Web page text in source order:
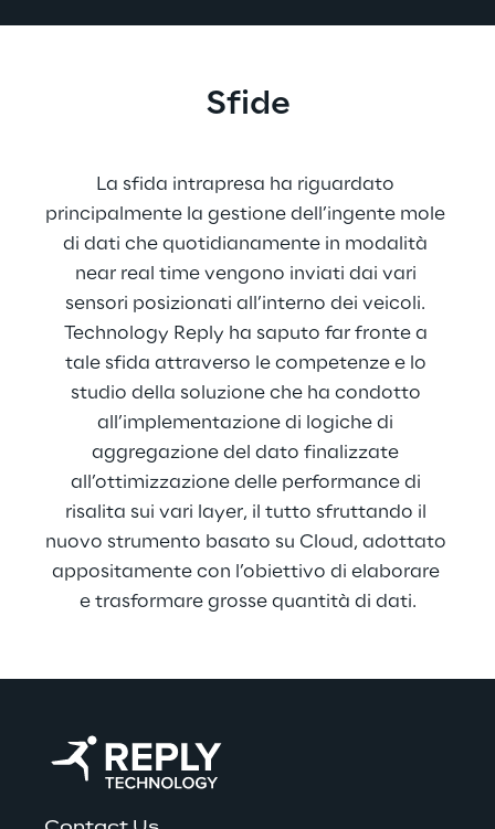
Sfide
La sfida intrapresa ha riguardato
principalmente la gestione dell’ingente mole
di dati che quotidianamente in modalità
near real time vengono inviati dai vari
sensori posizionati all’interno dei veicoli.
Technology Reply ha saputo far fronte a
tale sfida attraverso le competenze e lo
studio della soluzione che ha condotto
all’implementazione di logiche di
aggregazione del dato finalizzate
all’ottimizzazione delle performance di
risalita sui vari layer, il tutto sfruttando il
nuovo strumento basato su Cloud, adottato
appositamente con l’obiettivo di elaborare
e trasformare grosse quantità di dati.